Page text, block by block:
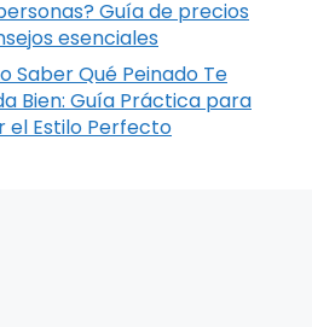
Guía de precios
esenciales
Saber Qué Peinado Te
Bien: Guía Práctica para
el Estilo Perfecto